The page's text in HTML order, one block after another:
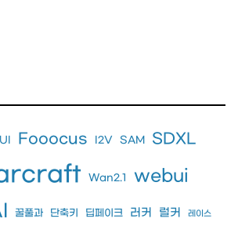
Fooocus I2V SAM SDXL
Wan2.1
webui
꿀풀과 단축키 딥페이크 러커 럴커 레이스